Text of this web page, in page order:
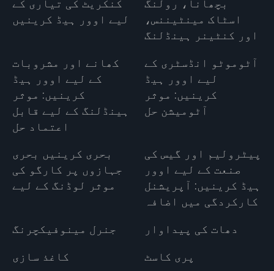
کنکریٹ کی تیاری کے
لیے اوور ہیڈ کرینیں
بچھانا، رولنگ
اسٹاک مینٹیننس،
اور کنٹینر ہینڈلنگ
کھانے اور مشروبات
کے لیے اوور ہیڈ
کرینیں: موثر
ہینڈلنگ کے لیے قابل
اعتماد حل
آٹوموٹو انڈسٹری کے
لیے اوور ہیڈ
کرینیں: موثر
آٹومیشن حل
بحری کرینیں بحری
جہازوں پر کارگو کی
موثر لوڈنگ کے لیے
پیٹرولیم اور گیس کی
صنعت کے لیے اوور
ہیڈ کرینیں: آپریشنل
کارکردگی میں اضافہ
جنرل مینوفیکچرنگ
دھات کی پیداوار
کاغذ سازی
پری کاسٹ